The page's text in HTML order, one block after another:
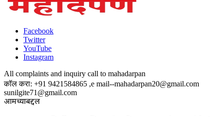
Facebook
Twitter
YouTube
Instagram
All complaints and inquiry call to mahadarpan
कॉल करा: +91 9421584865 ,e mail--mahadarpan20@gmail.com
sunilgite71@gmail.com
आमच्याबद्दल